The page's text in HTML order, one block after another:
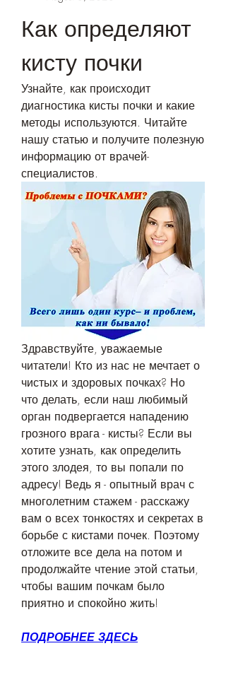
Как определяют
кисту почки
Узнайте, как происходит
диагностика кисты почки и какие
методы используются. Читайте
нашу статью и получите полезную
информацию от врачей-
специалистов.
Здравствуйте, уважаемые
читатели! Кто из нас не мечтает о
чистых и здоровых почках? Но
что делать, если наш любимый
орган подвергается нападению
грозного врага - кисты? Если вы
хотите узнать, как определить
этого злодея, то вы попали по
адресу! Ведь я - опытный врач с
многолетним стажем - расскажу
вам о всех тонкостях и секретах в
борьбе с кистами почек. Поэтому
отложите все дела на потом и
продолжайте чтение этой статьи,
чтобы вашим почкам было
приятно и спокойно жить!
ПОДРОБНЕЕ ЗДЕСЬ